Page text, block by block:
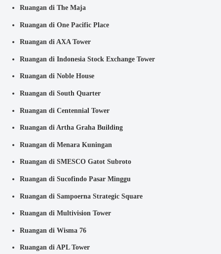
Ruangan di The Maja
Ruangan di One Pacific Place
Ruangan di AXA Tower
Ruangan di Indonesia Stock Exchange Tower
Ruangan di Noble House
Ruangan di South Quarter
Ruangan di Centennial Tower
Ruangan di Artha Graha Building
Ruangan di Menara Kuningan
Ruangan di SMESCO Gatot Subroto
Ruangan di Sucofindo Pasar Minggu
Ruangan di Sampoerna Strategic Square
Ruangan di Multivision Tower
Ruangan di Wisma 76
Ruangan di APL Tower